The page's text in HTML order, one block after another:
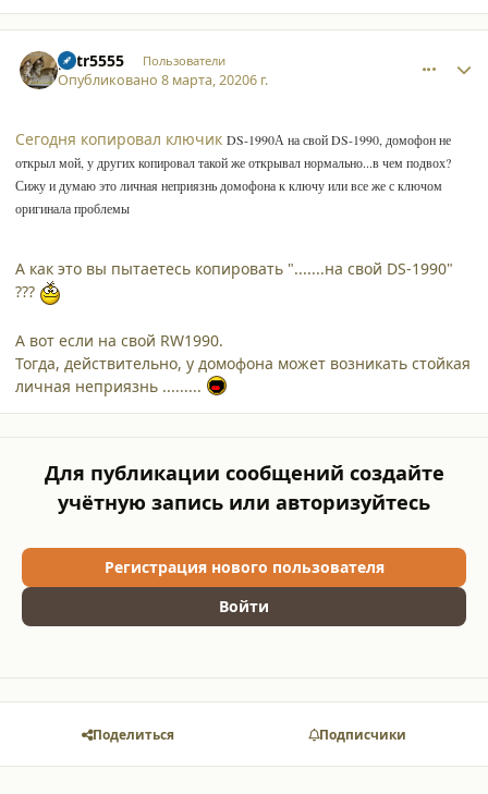
petr5555 Пользователи
Опубликовано8 марта, 20206 г.
Сегодня копировал ключик DS-1990А на свойDS-1990, домофон не
открыл мой, у других копировал такой же открывал нормально...в чем подвох?
Сижу и думаю это личная неприязнь домофона к ключу или все же с ключом
оригинала проблемы
А как это вы пытаетесь копировать ".......на свой DS-1990"
???
А вот если на свой RW1990.
Тогда, действительно, у домофона может возникать стойкая
личная неприязнь .........
Для публикации сообщений создайте
учётную запись или авторизуйтесь
Регистрация нового пользователя
Войти
Поделиться Подписчики